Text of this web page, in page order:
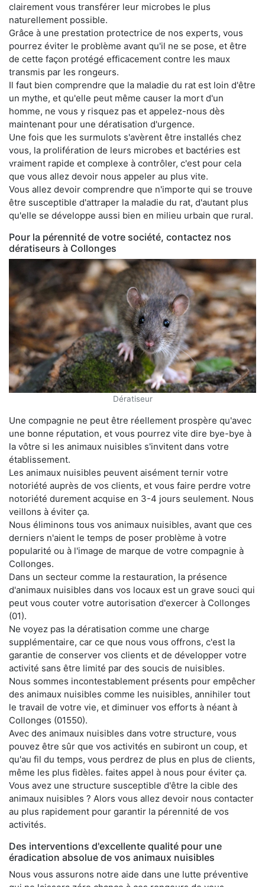
clairement vous transférer leur microbes le plus
naturellement possible.
Grâce à une prestation protectrice de nos experts, vous
pourrez éviter le problème avant qu'il ne se pose, et être
de cette façon protégé efficacement contre les maux
transmis par les rongeurs.
Il faut bien comprendre que la maladie du rat est loin d'être
un mythe, et qu'elle peut même causer la mort d'un
homme, ne vous y risquez pas et appelez-nous dès
maintenant pour une dératisation d'urgence.
Une fois que les surmulots s'avèrent être installés chez
vous, la prolifération de leurs microbes et bactéries est
vraiment rapide et complexe à contrôler, c'est pour cela
que vous allez devoir nous appeler au plus vite.
Vous allez devoir comprendre que n'importe qui se trouve
être susceptible d'attraper la maladie du rat, d'autant plus
qu'elle se développe aussi bien en milieu urbain que rural.
Pour la pérennité de votre société, contactez nos
dératiseurs à Collonges
Dératiseur
Une compagnie ne peut être réellement prospère qu'avec
une bonne réputation, et vous pourrez vite dire bye-bye à
la vôtre si les animaux nuisibles s'invitent dans votre
établissement.
Les animaux nuisibles peuvent aisément ternir votre
notoriété auprès de vos clients, et vous faire perdre votre
notoriété durement acquise en 3-4 jours seulement. Nous
veillons à éviter ça.
Nous éliminons tous vos animaux nuisibles, avant que ces
derniers n'aient le temps de poser problème à votre
popularité ou à l'image de marque de votre compagnie à
Collonges.
Dans un secteur comme la restauration, la présence
d'animaux nuisibles dans vos locaux est un grave souci qui
peut vous couter votre autorisation d'exercer à Collonges
(01).
Ne voyez pas la dératisation comme une charge
supplémentaire, car ce que nous vous offrons, c'est la
garantie de conserver vos clients et de développer votre
activité sans être limité par des soucis de nuisibles.
Nous sommes incontestablement présents pour empêcher
des animaux nuisibles comme les nuisibles, annihiler tout
le travail de votre vie, et diminuer vos efforts à néant à
Collonges (01550).
Avec des animaux nuisibles dans votre structure, vous
pouvez être sûr que vos activités en subiront un coup, et
qu'au fil du temps, vous perdrez de plus en plus de clients,
même les plus fidèles. faites appel à nous pour éviter ça.
Vous avez une structure susceptible d'être la cible des
animaux nuisibles ? Alors vous allez devoir nous contacter
au plus rapidement pour garantir la pérennité de vos
activités.
Des interventions d'excellente qualité pour une
éradication absolue de vos animaux nuisibles
Nous vous assurons notre aide dans une lutte préventive